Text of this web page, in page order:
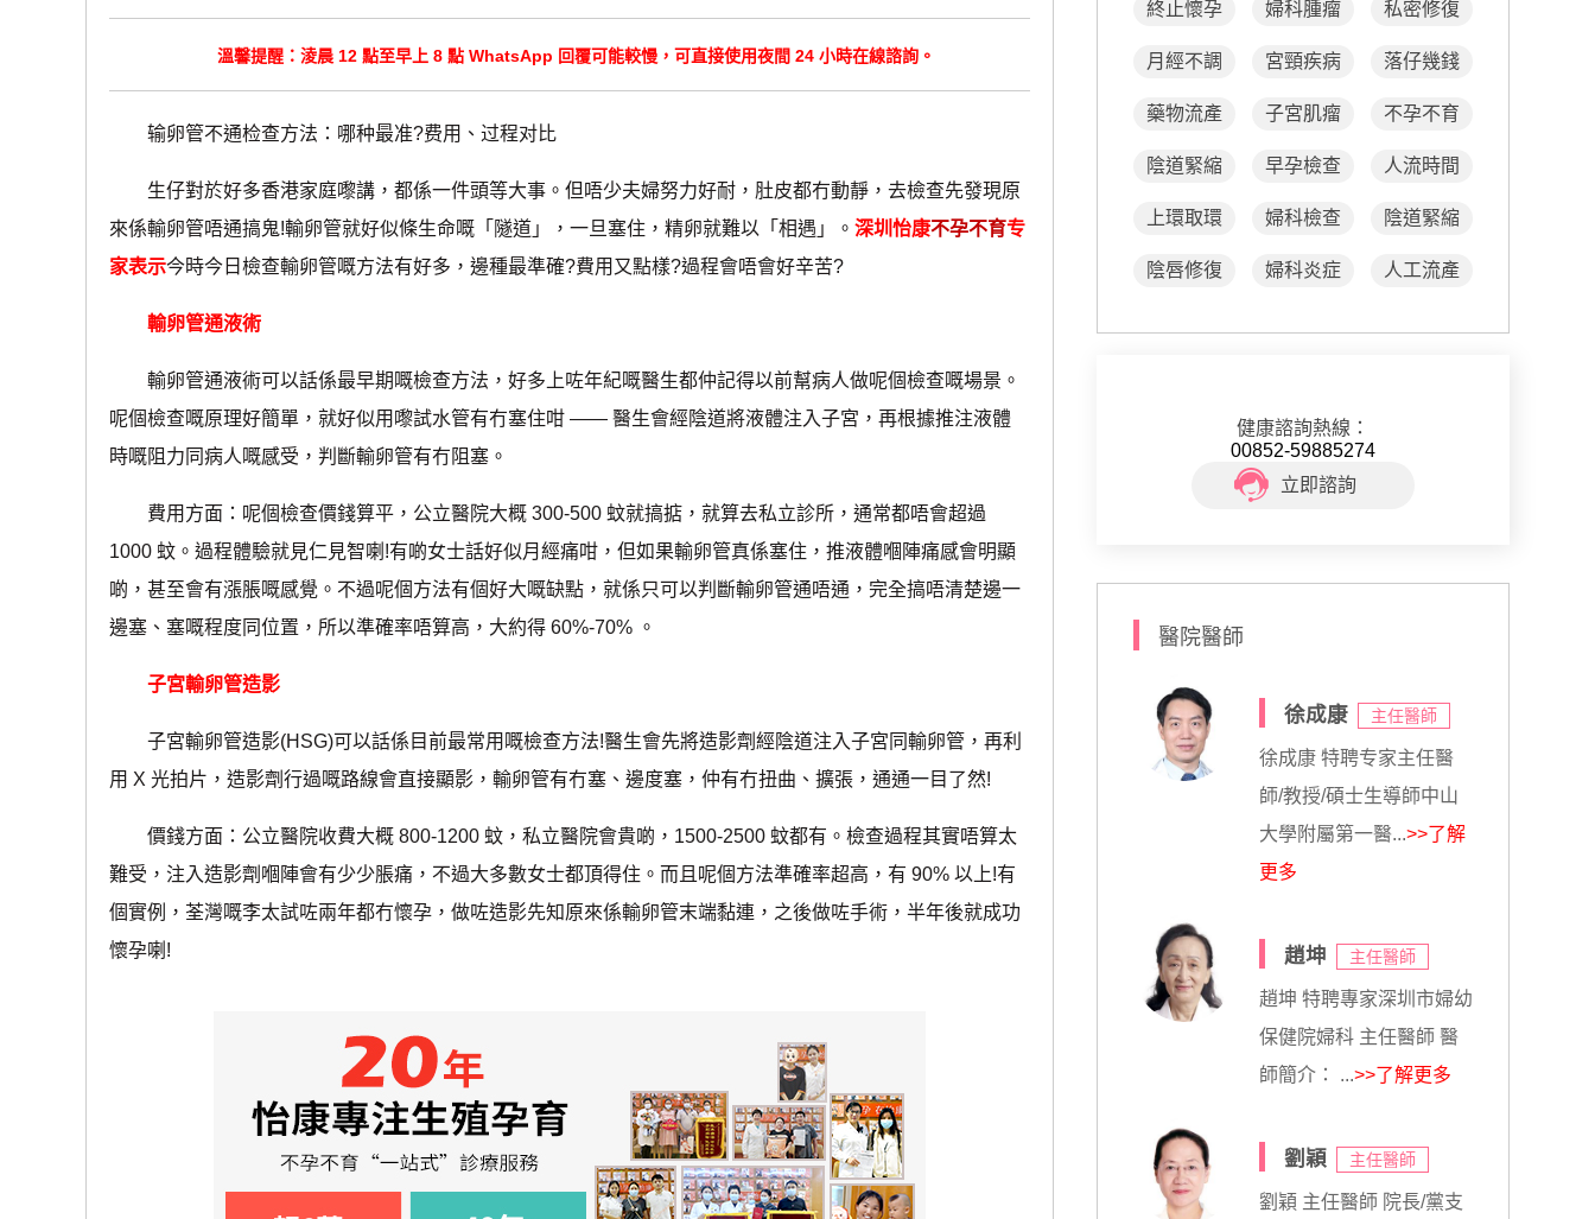
溫馨提醒：淩晨 12 點至早上 8 點 WhatsApp 回覆可能較慢，可直接使用夜間 24 小時在線諮詢。
输卵管不通检查方法：哪种最准?费用、过程对比
生仔對於好多香港家庭嚟講，都係一件頭等大事。但唔少夫婦努力好耐，肚皮都冇動靜，去檢查先發現原
來係輸卵管唔通搞鬼!輸卵管就好似條生命嘅「隧道」，一旦塞住，精卵就難以「相遇」。深圳怡康不孕不育专
家表示今時今日檢查輸卵管嘅方法有好多，邊種最準確?費用又點樣?過程會唔會好辛苦?
輸卵管通液術
輸卵管通液術可以話係最早期嘅檢查方法，好多上咗年紀嘅醫生都仲記得以前幫病人做呢個檢查嘅場景。
呢個檢查嘅原理好簡單，就好似用嚟試水管有冇塞住咁 —— 醫生會經陰道將液體注入子宮，再根據推注液體
時嘅阻力同病人嘅感受，判斷輸卵管有冇阻塞。
費用方面：呢個檢查價錢算平，公立醫院大概 300-500 蚊就搞掂，就算去私立診所，通常都唔會超過
1000 蚊。過程體驗就見仁見智喇!有啲女士話好似月經痛咁，但如果輸卵管真係塞住，推液體嗰陣痛感會明顯
啲，甚至會有漲脹嘅感覺。不過呢個方法有個好大嘅缺點，就係只可以判斷輸卵管通唔通，完全搞唔清楚邊一
邊塞、塞嘅程度同位置，所以準確率唔算高，大約得 60%-70% 。
子宮輸卵管造影
子宮輸卵管造影(HSG)可以話係目前最常用嘅檢查方法!醫生會先將造影劑經陰道注入子宮同輸卵管，再利
用 X 光拍片，造影劑行過嘅路線會直接顯影，輸卵管有冇塞、邊度塞，仲有冇扭曲、擴張，通通一目了然!
價錢方面：公立醫院收費大概 800-1200 蚊，私立醫院會貴啲，1500-2500 蚊都有。檢查過程其實唔算太
難受，注入造影劑嗰陣會有少少脹痛，不過大多數女士都頂得住。而且呢個方法準確率超高，有 90% 以上!有
個實例，荃灣嘅李太試咗兩年都冇懷孕，做咗造影先知原來係輸卵管末端黏連，之後做咗手術，半年後就成功
懷孕喇!
終止懷孕 婦科腫瘤 私密修復
月經不調 宮頸疾病 落仔幾錢
藥物流產 子宮肌瘤 不孕不育
陰道緊縮 早孕檢查 人流時間
上環取環 婦科檢查 陰道緊縮
陰唇修復 婦科炎症 人工流產
健康諮詢熱線：
00852-59885274
立即諮詢
醫院醫師
徐成康 主任醫師
徐成康 特聘专家主任醫
師/教授/碩士生導師中山
大學附屬第一醫...>>了解
更多
趙坤 主任醫師
趙坤 特聘專家深圳市婦幼
保健院婦科 主任醫師 醫
師簡介： ...>>了解更多
劉穎 主任醫師
劉穎 主任醫師 院長/黨支